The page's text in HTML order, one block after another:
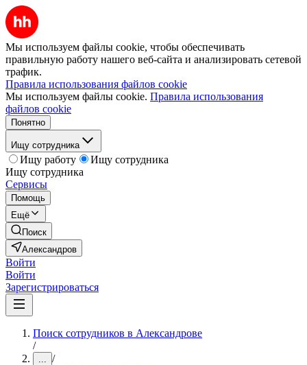
Мы используем файлы cookie, чтобы обеспечивать
правильную работу нашего веб-сайта и анализировать сетевой
трафик.
Правила использования файлов cookie
Мы используем файлы cookie. Правила использования
файлов cookie
Понятно
Ищу сотрудника
Ищу работу
Ищу сотрудника
Ищу сотрудника
Сервисы
Помощь
Ещё
Поиск
Александров
Войти
Войти
Зарегистрироваться
Поиск сотрудников в Александрове
/
... /